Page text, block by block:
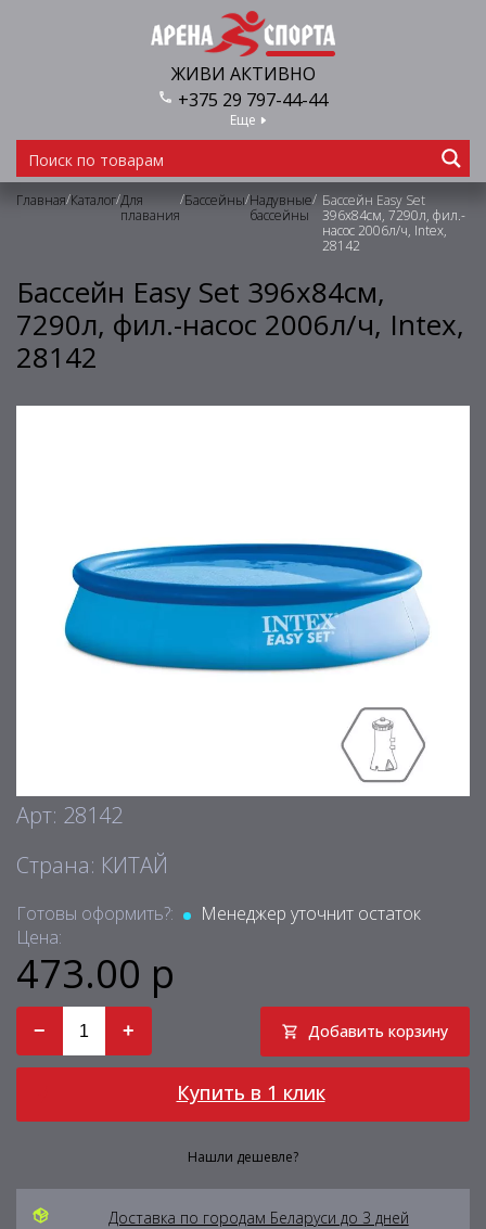
ЖИВИ АКТИВНО
+375 29 797-44-44
Еще
Главная/Каталог/Для
плавания
/Бассейны/Надувные
бассейны
/ Бассейн Easy Set
396х84см, 7290л, фил.-
насос 2006л/ч, Intex,
28142
Бассейн Easy Set 396х84см,
7290л, фил.-насос 2006л/ч, Intex,
28142
Арт: 28142
Страна: КИТАЙ
Готовы оформить?:
Менеджер уточнит остаток
Цена:
473.00 р
− + Добавить корзину
Купить в 1 клик
Нашли дешевле?
Доставка по городам Беларуси до 3 дней